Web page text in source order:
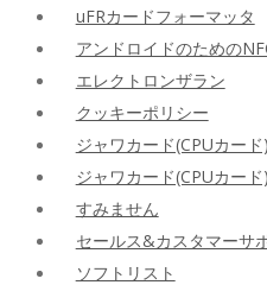
uFRカードフォーマッタ
アンドロイドのための
エレクトロンザラン
クッキーポリシー
ジャワカード(CPUカード)
ジャワカード(CPUカード)
すみません
セールス&カスタマーサ
ソフトリスト